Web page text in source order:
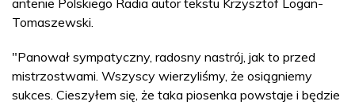
antenie Polskiego Radia autor tekstu Krzysztof Logan-
Tomaszewski.
"Panował sympatyczny, radosny nastrój, jak to przed
mistrzostwami. Wszyscy wierzyliśmy, że osiągniemy
sukces. Cieszyłem się, że taka piosenka powstaje i będzie